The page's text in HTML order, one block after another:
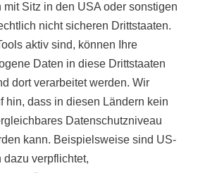
mit Sitz in den USA oder sonstigen
nicht sicheren Drittstaaten.
aktiv sind, können Ihre
Daten in diese Drittstaaten
dort verarbeitet werden. Wir
hin, dass in diesen Ländern kein
Datenschutzniveau
kann. Beispielsweise sind US-
dazu verpflichtet,